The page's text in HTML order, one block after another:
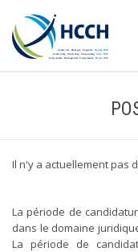
Il n'y a actuellement pas
La période de
dans le domaine
La période de